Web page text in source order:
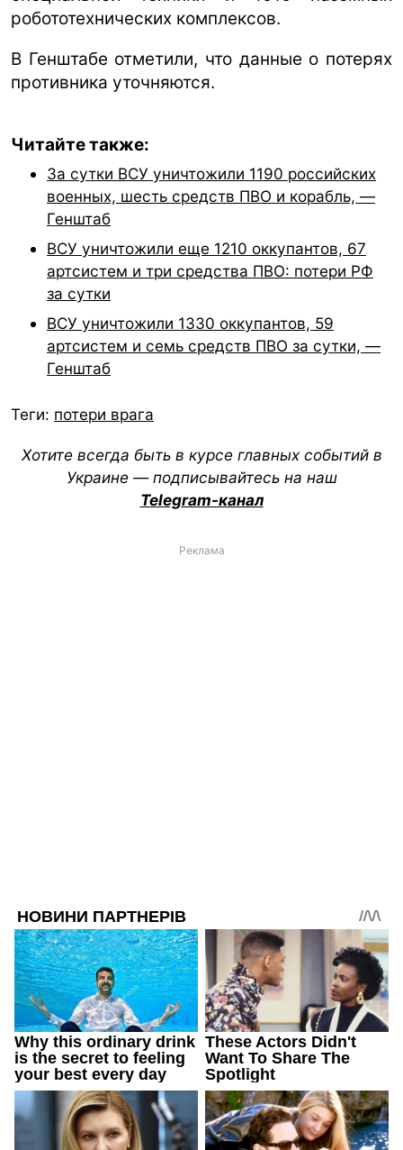
робототехнических комплексов.
В Генштабе отметили, что данные о потерях
противника уточняются.
Читайте также:
За сутки ВСУ уничтожили 1190 российских
военных, шесть средств ПВО и корабль, —
Генштаб
ВСУ уничтожили еще 1210 оккупантов, 67
артсистем и три средства ПВО: потери РФ
за сутки
ВСУ уничтожили 1330 оккупантов, 59
артсистем и семь средств ПВО за сутки, —
Генштаб
Теги: потери врага
Хотите всегда быть в курсе главных событий в
Украине — подписывайтесь на наш
Telegram-канал
Реклама